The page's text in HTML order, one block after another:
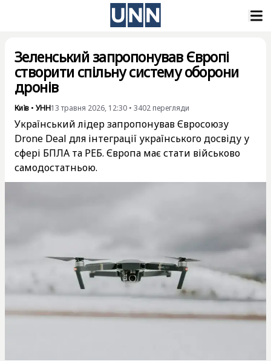
Зеленський запропонував Європі
створити спільну систему оборони
дронів
Київ • УНН13 травня 2026, 12:30 • 3402 перегляди
Український лідер запропонував Євросоюзу
Drone Deal для інтеграції українського досвіду у
сфері БПЛА та РЕБ. Європа має стати військово
самодостатньою.